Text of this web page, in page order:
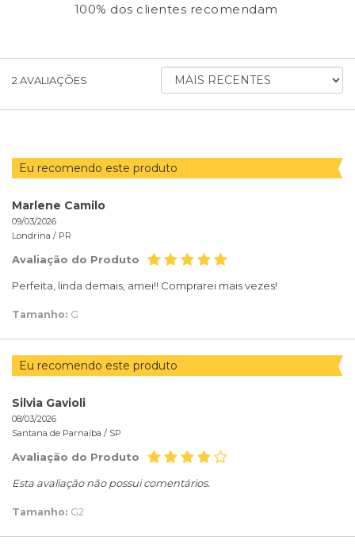
100% dos clientes recomendam
2 AVALIAÇÕES
ORDENAR
AVALIAÇÕES
Eu recomendo este produto
Marlene Camilo
09/03/2026
Londrina / PR
Avaliação do Produto
Perfeita, linda demais, amei!! Comprarei mais vezes!
Tamanho: G
Eu recomendo este produto
Silvia Gavioli
08/03/2026
Santana de Parnaíba / SP
Avaliação do Produto
Esta avaliação não possui comentários.
Tamanho: G2